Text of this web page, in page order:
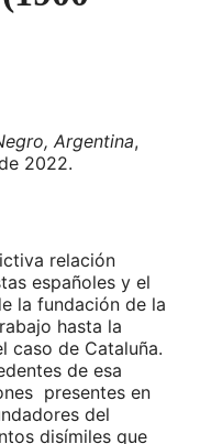
Argentina,
2022.
relación
españoles y el
la fundación de la
hasta la
caso de Cataluña.
de esa
presentes en
del
disímiles que